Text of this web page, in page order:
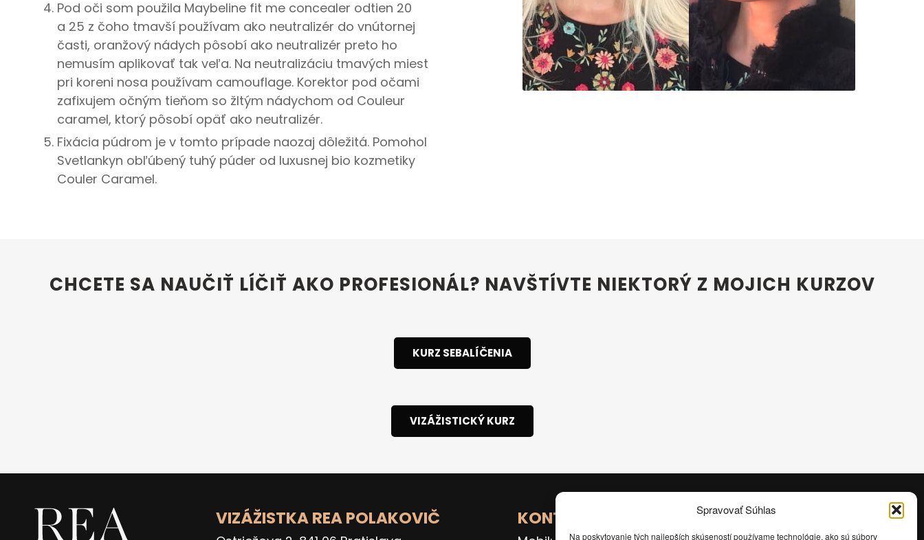
Spravovať Súhlas
Na poskytovanie tých najlepších skúseností používame technológie, ako sú súbory
Pod oči som použila Maybeline fit me concealer odtien 20
a 25 z čoho tmavší používam ako neutralizér do vnútornej
časti, oranžový nádych pôsobí ako neutralizér preto ho
nemusím aplikovať tak veľa. Na neutralizáciu tmavých miest
pri koreni nosa používam camouflage. Korektor pod očami
zafixujem očným tieňom so žltým nádychom od Couleur
caramel, ktorý pôsobí opäť ako neutralizér.
Fixácia púdrom je v tomto prípade naozaj dôležitá. Pomohol
Svetlankyn obľúbený tuhý púder od luxusnej bio kozmetiky
Couler Caramel.
CHCETE SA NAUČIŤ LÍČIŤ AKO PROFESIONÁL? NAVŠTÍVTE NIEKTORÝ Z MOJICH KURZOV
KURZ SEBALÍČENIA
VIZÁŽISTICKÝ KURZ
VIZÁŽISTKA REA POLAKOVIČ KONTAKT